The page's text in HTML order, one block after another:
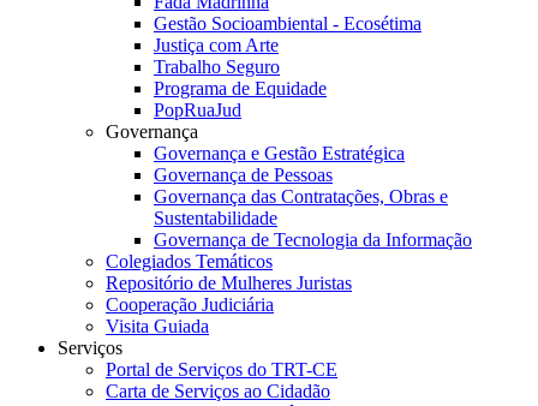
Gestão Socioambiental - Ecosétima
Justiça com Arte
Trabalho Seguro
Programa de Equidade
PopRuaJud
Governança
Governança e Gestão Estratégica
Governança de Pessoas
Governança das Contratações, Obras e
Sustentabilidade
Governança de Tecnologia da Informação
Colegiados Temáticos
Repositório de Mulheres Juristas
Cooperação Judiciária
Visita Guiada
Serviços
Portal de Serviços do TRT-CE
Carta de Serviços ao Cidadão